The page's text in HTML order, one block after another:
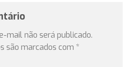
mail não será publicado.
são marcados com *